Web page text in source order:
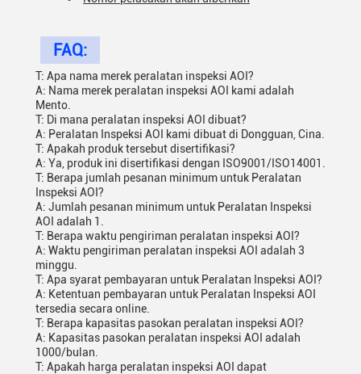
FAQ:
T: Apa nama merek peralatan inspeksi AOI?
A: Nama merek peralatan inspeksi AOI kami adalah
Mento.
T: Di mana peralatan inspeksi AOI dibuat?
A: Peralatan Inspeksi AOI kami dibuat di Dongguan, Cina.
T: Apakah produk tersebut disertifikasi?
A: Ya, produk ini disertifikasi dengan ISO9001/ISO14001.
T: Berapa jumlah pesanan minimum untuk Peralatan
Inspeksi AOI?
A: Jumlah pesanan minimum untuk Peralatan Inspeksi
AOI adalah 1.
T: Berapa waktu pengiriman peralatan inspeksi AOI?
A: Waktu pengiriman peralatan inspeksi AOI adalah 3
minggu.
T: Apa syarat pembayaran untuk Peralatan Inspeksi AOI?
A: Ketentuan pembayaran untuk Peralatan Inspeksi AOI
tersedia secara online.
T: Berapa kapasitas pasokan peralatan inspeksi AOI?
A: Kapasitas pasokan peralatan inspeksi AOI adalah
1000/bulan.
T: Apakah harga peralatan inspeksi AOI dapat